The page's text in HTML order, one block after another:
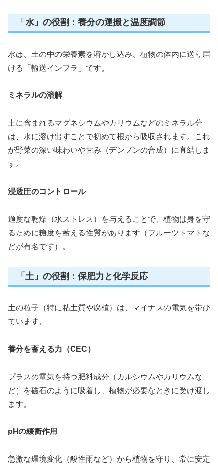
「水」の役割：養分の運搬と温度調節
水は、土の中の栄養素を溶かし込み、植物の体内に送り届
ける「輸送インフラ」です。
ミネラルの溶解
土に含まれるマグネシウムやカリウムなどのミネラル分
は、水に溶け出すことで初めて根から吸収されます。これ
が野菜の深い味わいや甘み（デンプンの合成）に直結しま
す。
浸透圧のコントロール
適度な乾燥（水ストレス）を与えることで、植物は身を守
るために糖度を蓄える性質があります（フルーツトマトな
どが有名です）。
「土」の役割：保肥力と化学反応
土の粒子（特に粘土質や腐植）は、マイナスの電気を帯び
ています。
養分を蓄える力（CEC）
プラスの電気を持つ肥料成分（カルシウムやカリウムな
ど）を磁石のように吸着し、植物が必要なときに受け渡し
ます。
pHの緩衝作用
急激な環境変化（酸性雨など）から植物を守り、常に安定